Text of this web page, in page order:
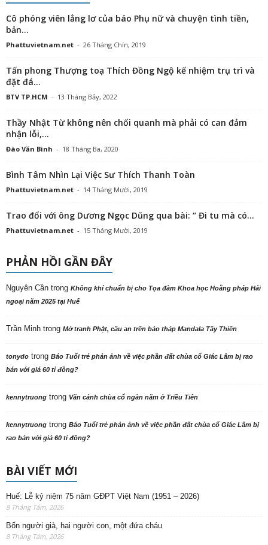
Cô phóng viên lẳng lơ của báo Phụ nữ và chuyện tình tiền,
bản...
Phattuvietnam.net - 26 Tháng Chín, 2019
Tấn phong Thượng toạ Thích Đồng Ngộ kế nhiệm trụ trì và
đặt đá...
BTV TP.HCM - 13 Tháng Bảy, 2022
Thầy Nhật Từ không nên chối quanh mà phải có can đảm
nhận lỗi,...
Đào Văn Bình - 18 Tháng Ba, 2020
Bình Tâm Nhìn Lại Việc Sư Thích Thanh Toàn
Phattuvietnam.net - 14 Tháng Mười, 2019
Trao đổi với ông Dương Ngọc Dũng qua bài: “ Đi tu mà có...
Phattuvietnam.net - 15 Tháng Mười, 2019
PHẢN HỒI GẦN ĐÂY
Nguyên Cần trong Không khí chuẩn bị cho Tọa đàm Khoa học Hoằng pháp Hải
ngoại năm 2025 tại Huế
Trần Minh trong Mở tranh Phật, cầu an trên bảo tháp Mandala Tây Thiên
tonydo trong Báo Tuổi trẻ phản ảnh về việc phần đất chùa cổ Giác Lâm bị rao
bán với giá 60 tỉ đồng?
kennytruong trong Vãn cảnh chùa cổ ngàn năm ở Triều Tiên
kennytruong trong Báo Tuổi trẻ phản ảnh về việc phần đất chùa cổ Giác Lâm bị
rao bán với giá 60 tỉ đồng?
BÀI VIẾT MỚI
Huế: Lễ kỷ niệm 75 năm GĐPT Việt Nam (1951 – 2026)
8 Tháng Tám, 2026
Bốn người già, hai người con, một đứa cháu
8 Tháng Tám, 2026